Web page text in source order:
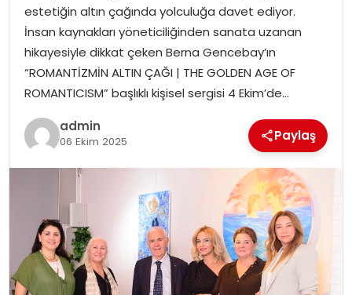
SAĞLIK
SIYASET
SPOR
TEKNOLOJI
estetiğin altın çağında yolculuğa davet ediyor.
İnsan kaynakları yöneticiliğinden sanata uzanan
hikayesiyle dikkat çeken Berna Gencebay’ın
“ROMANTİZMİN ALTIN ÇAĞI | THE GOLDEN AGE OF
ROMANTICISM” başlıklı kişisel sergisi 4 Ekim’de…
admin
06 Ekim 2025 Paylaş